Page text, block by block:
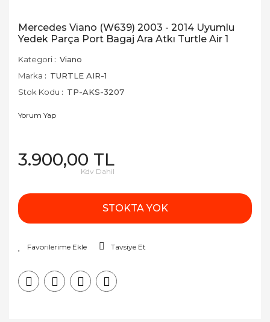
Mercedes Viano (W639) 2003 - 2014 Uyumlu
Yedek Parça Port Bagaj Ara Atkı Turtle Air 1
Kategori
Viano
Marka
TURTLE AIR-1
Stok Kodu
TP-AKS-3207
Yorum Yap
3.900,00 TL
Kdv Dahil
STOKTA YOK
Tavsiye Et